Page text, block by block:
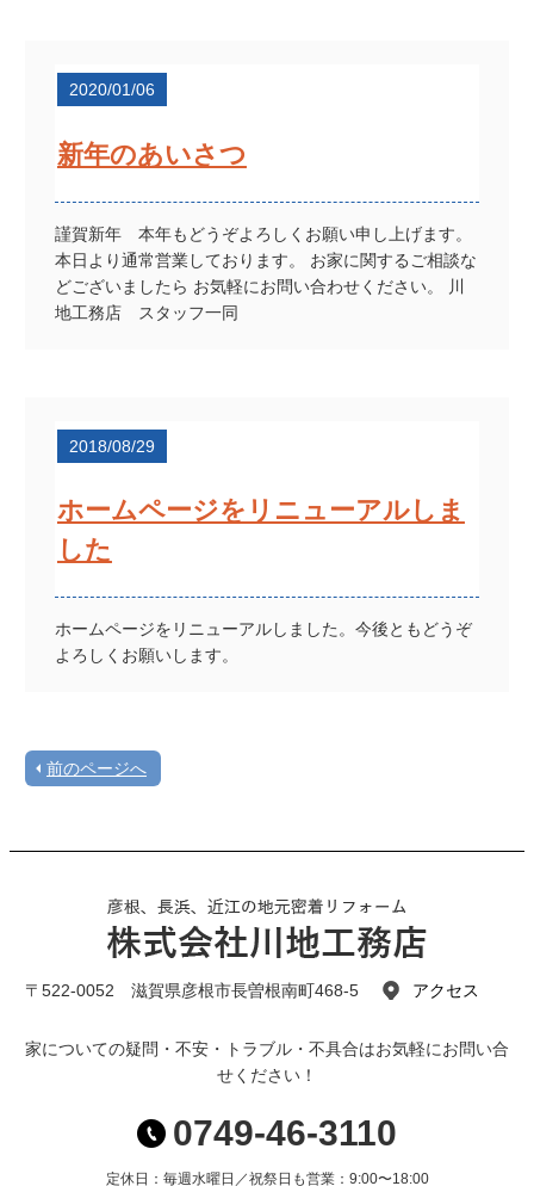
2020/01/06
新年のあいさつ
謹賀新年 本年もどうぞよろしくお願い申し上げます。
本日より通常営業しております。 お家に関するご相談な
どございましたら お気軽にお問い合わせください。 川
地工務店 スタッフ一同
2018/08/29
ホームページをリニューアルしま
した
ホームページをリニューアルしました。今後ともどうぞ
よろしくお願いします。
前のページへ
〒522-0052 滋賀県彦根市長曽根南町468-5 アクセス
家についての疑問・不安・トラブル・不具合はお気軽にお問い合
せください！
0749-46-3110
定休日：毎週水曜日／祝祭日も営業：9:00〜18:00